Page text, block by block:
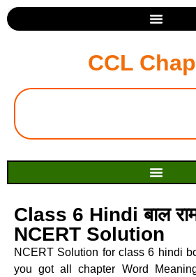
CCL
Class 6 Hindi बाल
NCERT Solution
NCERT Solution for class 6 hindi
you got all chapter Word